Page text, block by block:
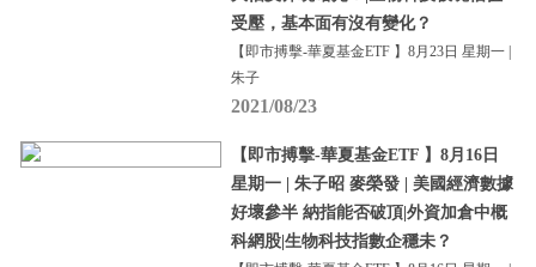
受壓，基本面有沒有變化？
【即市搏擊-華夏基金ETF 】8月23日 星期一 |
朱子
2021/08/23
【即市搏擊-華夏基金ETF 】8月16日
星期一 | 朱子昭 麥榮發 | 美國經濟數據
好壞參半 納指能否破頂|外資加倉中概
科網股|生物科技指數企穩未？